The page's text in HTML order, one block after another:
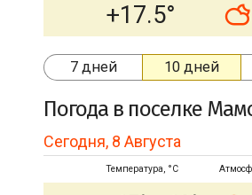
+17.5°
7 дней 10 дней
Погода в поселке
Сегодня, 8 Августа
Температура, °C